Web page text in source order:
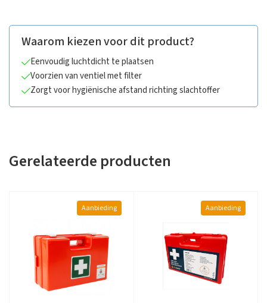
Waarom kiezen voor dit product?
Eenvoudig luchtdicht te plaatsen
Voorzien van ventiel met filter
Zorgt voor hygiënische afstand richting slachtoffer
Gerelateerde producten
Aanbieding Aanbieding